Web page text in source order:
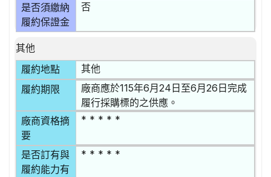
是否須繳納
履約保證金
否
其他
履約地點
其他
履約期限
廠商應於115年6月24日至6月26日完成
履行採購標的之供應。
廠商資格摘
要
* * * * *
是否訂有與
履約能力有
* * * * *